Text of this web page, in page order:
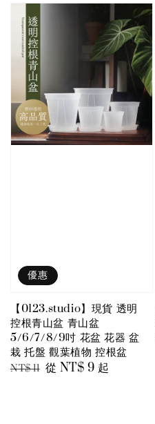
優惠
【0123.studio】現貨 透明
控根青山盆 青山盆
5/6/7/8/9吋 花盆 花器 盆
栽 托盤 觀葉植物 控根盆
Regular
NT$ 11 Sale
從 NT$ 9 起